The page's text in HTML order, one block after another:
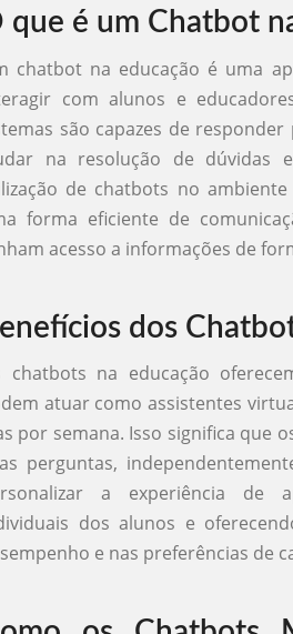
que é um Chatbot
chatbot na educação é uma
com alunos e
são capazes de
na resolução de dúvidas
de chatbots no
forma eficiente de
acesso a informações de
dos
chatbots na educação
atuar como assistentes
por semana. Isso significa que
perguntas,
a experiência de
dos alunos e
e nas preferências de